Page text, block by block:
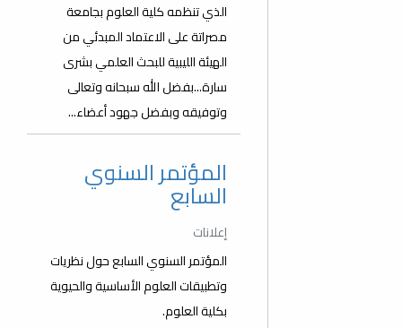
المؤتمر السنوي السابع حول نظريات
وتطبيقات العلوم الأساسية والحيوية